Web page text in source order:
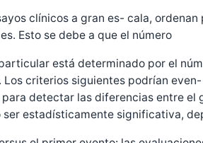
clínicos a gran es- cala,
Esto se debe a que el número
está determinado por el
criterios siguientes podrían
para detectar las diferencias entre el
estadísticamente significativa,